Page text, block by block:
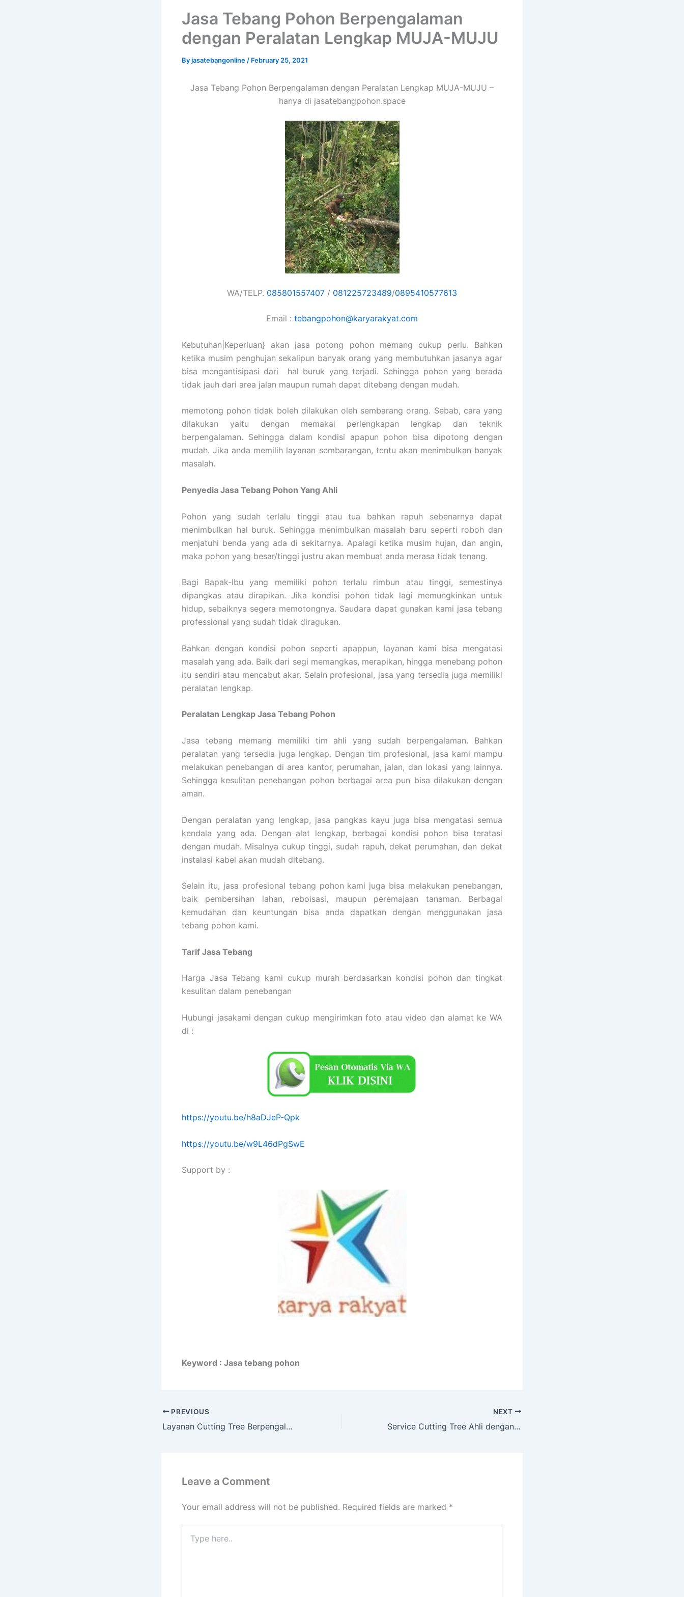
Jasa Tebang Pohon Berpengalaman
dengan Peralatan Lengkap MUJA-MUJU
Byjasatebangonline / February 25, 2021
Jasa Tebang Pohon Berpengalaman dengan Peralatan Lengkap MUJA-MUJU –
hanya di jasatebangpohon.space
WA/TELP. 085801557407 / 081225723489/0895410577613
Email : tebangpohon@karyarakyat.com
Kebutuhan|Keperluan} akan jasa potong pohon memang cukup perlu. Bahkan
ketika musim penghujan sekalipun banyak orang yang membutuhkan jasanya agar
bisa mengantisipasi dari hal buruk yang terjadi. Sehingga pohon yang berada
tidak jauh dari area jalan maupun rumah dapat ditebang dengan mudah.
memotong pohon tidak boleh dilakukan oleh sembarang orang. Sebab, cara yang
dilakukan yaitu dengan memakai perlengkapan lengkap dan teknik
berpengalaman. Sehingga dalam kondisi apapun pohon bisa dipotong dengan
mudah. Jika anda memilih layanan sembarangan, tentu akan menimbulkan banyak
masalah.
Penyedia Jasa Tebang Pohon Yang Ahli
Pohon yang sudah terlalu tinggi atau tua bahkan rapuh sebenarnya dapat
menimbulkan hal buruk. Sehingga menimbulkan masalah baru seperti roboh dan
menjatuhi benda yang ada di sekitarnya. Apalagi ketika musim hujan, dan angin,
maka pohon yang besar/tinggi justru akan membuat anda merasa tidak tenang.
Bagi Bapak-Ibu yang memiliki pohon terlalu rimbun atau tinggi, semestinya
dipangkas atau dirapikan. Jika kondisi pohon tidak lagi memungkinkan untuk
hidup, sebaiknya segera memotongnya. Saudara dapat gunakan kami jasa tebang
professional yang sudah tidak diragukan.
Bahkan dengan kondisi pohon seperti apappun, layanan kami bisa mengatasi
masalah yang ada. Baik dari segi memangkas, merapikan, hingga menebang pohon
itu sendiri atau mencabut akar. Selain profesional, jasa yang tersedia juga memiliki
peralatan lengkap.
Peralatan Lengkap Jasa Tebang Pohon
Jasa tebang memang memiliki tim ahli yang sudah berpengalaman. Bahkan
peralatan yang tersedia juga lengkap. Dengan tim profesional, jasa kami mampu
melakukan penebangan di area kantor, perumahan, jalan, dan lokasi yang lainnya.
Sehingga kesulitan penebangan pohon berbagai area pun bisa dilakukan dengan
aman.
Dengan peralatan yang lengkap, jasa pangkas kayu juga bisa mengatasi semua
kendala yang ada. Dengan alat lengkap, berbagai kondisi pohon bisa teratasi
dengan mudah. Misalnya cukup tinggi, sudah rapuh, dekat perumahan, dan dekat
instalasi kabel akan mudah ditebang.
Selain itu, jasa profesional tebang pohon kami juga bisa melakukan penebangan,
baik pembersihan lahan, reboisasi, maupun peremajaan tanaman. Berbagai
kemudahan dan keuntungan bisa anda dapatkan dengan menggunakan jasa
tebang pohon kami.
Tarif Jasa Tebang
Harga Jasa Tebang kami cukup murah berdasarkan kondisi pohon dan tingkat
kesulitan dalam penebangan
Hubungi jasakami dengan cukup mengirimkan foto atau video dan alamat ke WA
di :
https://youtu.be/h8aDJeP-Qpk
https://youtu.be/w9L46dPgSwE
Support by :
Keyword : Jasa tebang pohon
PREVIOUS
Layanan Cutting Tree Berpengalaman dengan Peralatan Lengkap Ngawen
NEXT
Service Cutting Tree Ahli dengan Alat Komplit Nanggulan
Leave a Comment
Your email address will not be published. Required fields are marked *
here..